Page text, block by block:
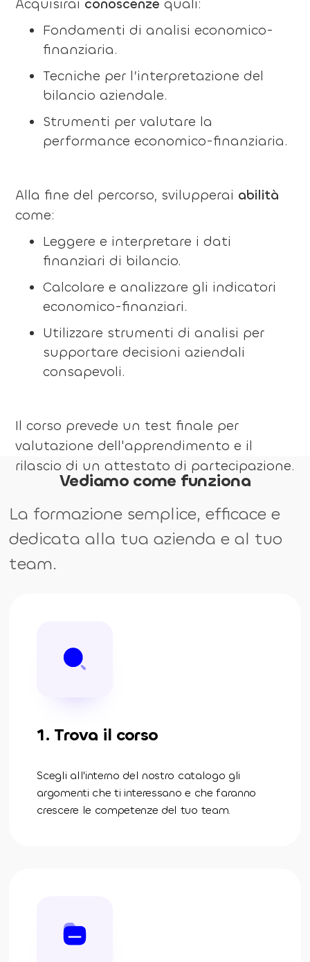
Acquisirai conoscenze quali:
Fondamenti di analisi economico-
finanziaria.
Tecniche per l’interpretazione del
bilancio aziendale.
Strumenti per valutare la
performance economico-finanziaria.
Alla fine del percorso, svilupperai abilità
come:
Leggere e interpretare i dati
finanziari di bilancio.
Calcolare e analizzare gli indicatori
economico-finanziari.
Utilizzare strumenti di analisi per
supportare decisioni aziendali
consapevoli.
Il corso prevede un test finale per
valutazione dell'apprendimento e il
rilascio di un attestato di partecipazione.
Vediamo come funziona
La formazione semplice, efficace e
dedicata alla tua azienda e al tuo
team.
1. Trova il corso
Scegli all'interno del nostro catalogo gli
argomenti che ti interessano e che faranno
crescere le competenze del tuo team.